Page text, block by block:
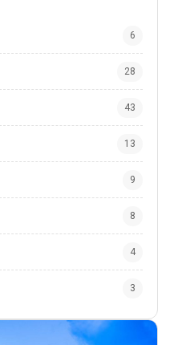
6
28
43
13
9
8
4
3